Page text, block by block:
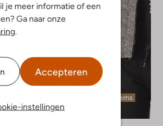
je meer informatie of een
Ga naar onze
.
Accepteren
instellingen
Laatste items